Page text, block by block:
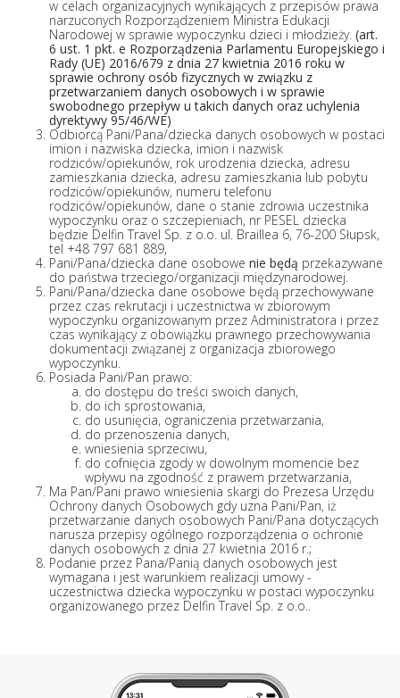
w celach organizacyjnych wynikających z przepisów prawa
narzuconych Rozporządzeniem Ministra Edukacji
Narodowej w sprawie wypoczynku dzieci i młodzieży. (art.
6 ust. 1 pkt. e Rozporządzenia Parlamentu Europejskiego i
Rady (UE) 2016/679 z dnia 27 kwietnia 2016 roku w
sprawie ochrony osób fizycznych w związku z
przetwarzaniem danych osobowych i w sprawie
swobodnego przepływ u takich danych oraz uchylenia
dyrektywy 95/46/WE)
Odbiorcą Pani/Pana/dziecka danych osobowych w postaci
imion i nazwiska dziecka, imion i nazwisk
rodziców/opiekunów, rok urodzenia dziecka, adresu
zamieszkania dziecka, adresu zamieszkania lub pobytu
rodziców/opiekunów, numeru telefonu
rodziców/opiekunów, dane o stanie zdrowia uczestnika
wypoczynku oraz o szczepieniach, nr PESEL dziecka
będzie Delfin Travel Sp. z o.o. ul. Braillea 6, 76-200 Słupsk,
tel +48 797 681 889,
Pani/Pana/dziecka dane osobowe nie będą przekazywane
do państwa trzeciego/organizacji międzynarodowej.
Pani/Pana/dziecka dane osobowe będą przechowywane
przez czas rekrutacji i uczestnictwa w zbiorowym
wypoczynku organizowanym przez Administratora i przez
czas wynikający z obowiązku prawnego przechowywania
dokumentacji związanej z organizacja zbiorowego
wypoczynku.
Posiada Pani/Pan prawo:
do dostępu do treści swoich danych,
do ich sprostowania,
do usunięcia, ograniczenia przetwarzania,
do przenoszenia danych,
wniesienia sprzeciwu,
do cofnięcia zgody w dowolnym momencie bez
wpływu na zgodność z prawem przetwarzania,
Ma Pan/Pani prawo wniesienia skargi do Prezesa Urzędu
Ochrony danych Osobowych gdy uzna Pani/Pan, iż
przetwarzanie danych osobowych Pani/Pana dotyczących
narusza przepisy ogólnego rozporządzenia o ochronie
danych osobowych z dnia 27 kwietnia 2016 r.;
Podanie przez Pana/Panią danych osobowych jest
wymagana i jest warunkiem realizacji umowy -
uczestnictwa dziecka wypoczynku w postaci wypoczynku
organizowanego przez Delfin Travel Sp. z o.o..